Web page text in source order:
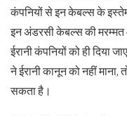
कंपनियों से इन केबल्स के
इन अंडरसी केबल्स की
ईरानी कंपनियों को ही दिया
ने ईरानी कानून को नहीं
सकता है।